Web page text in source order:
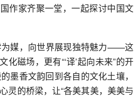
作家齐聚一堂，一起探讨中国文
媒，向世界展现独特魅力——这
磁场，更有“‘译’起向未来”的开
墨香文韵回到各自的文化土壤，
灵的桥梁，让“各美其美，美美与